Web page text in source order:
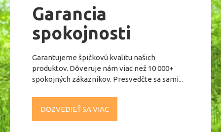
Garancia
spokojnosti
Garantujeme špičkovú kvalitu našich
produktov. Dôveruje nám viac než 10 000+
spokojných zákazníkov. Presvedčte sa sami...
DOZVEDIEŤ SA VIAC